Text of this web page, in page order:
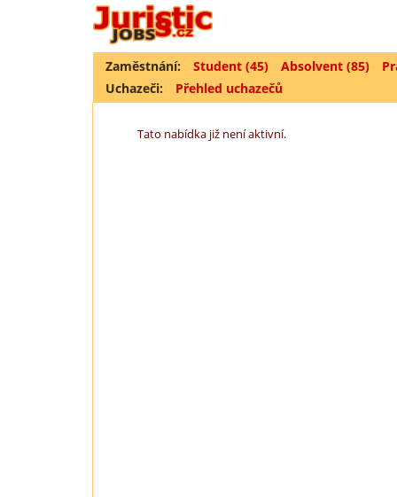
Zaměstnání: Student (45) Absolvent (85)
Uchazeči:
Přehled uchazečů
Tato nabídka již není aktivní.